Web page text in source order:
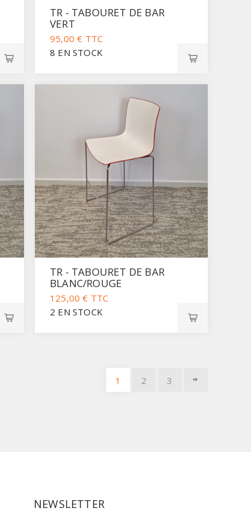
TR - TABOURET DE BAR
VERT
95,00 € TTC
8 EN STOCK
TR - TABOURET DE BAR
BLANC/ROUGE
125,00 € TTC
2 EN STOCK
1 2 3
NEWSLETTER